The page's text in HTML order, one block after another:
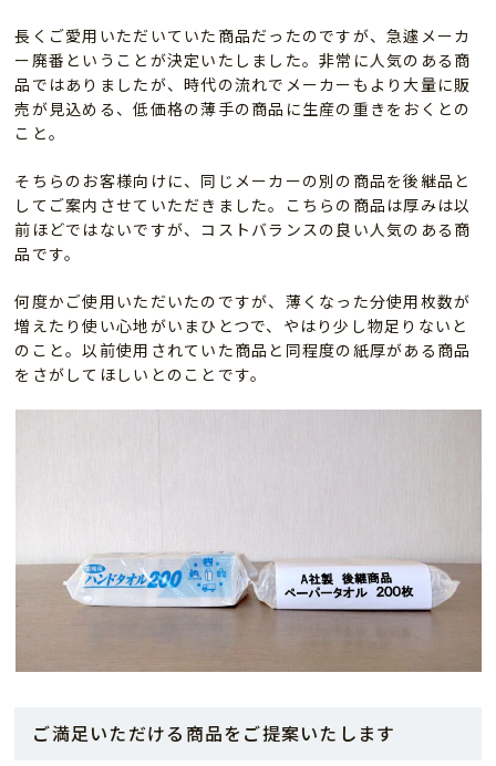
長くご愛用いただいていた商品だったのですが、急遽メーカ
ー廃番ということが決定いたしました。非常に人気のある商
品ではありましたが、時代の流れでメーカーもより大量に販
売が見込める、低価格の薄手の商品に生産の重きをおくとの
こと。
そちらのお客様向けに、同じメーカーの別の商品を後継品と
してご案内させていただきました。こちらの商品は厚みは以
前ほどではないですが、コストバランスの良い人気のある商
品です。
何度かご使用いただいたのですが、薄くなった分使用枚数が
増えたり使い心地がいまひとつで、やはり少し物足りないと
のこと。以前使用されていた商品と同程度の紙厚がある商品
をさがしてほしいとのことです。
ご満足いただける商品をご提案いたします